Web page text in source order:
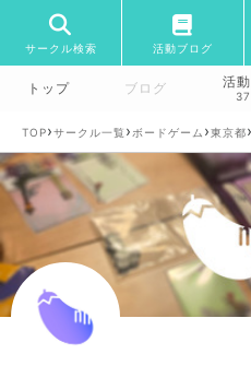
サークル検索 活動ブログ
トップ ブログ 活
37
TOP›サークル一覧 › ボードゲーム ›東京都›